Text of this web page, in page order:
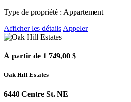
Type de propriété : Appartement
Afficher les détails Appeler
À partir de 1 749,00 $
Oak Hill Estates
6440 Centre St. NE